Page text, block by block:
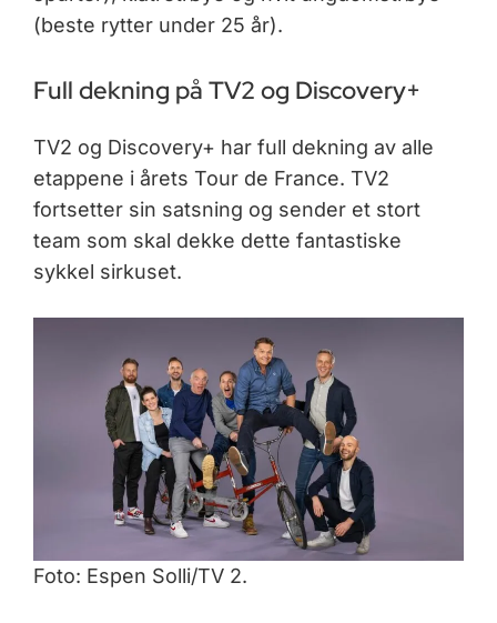
(beste rytter under 25 år).
Full dekning på TV2 og Discovery+
TV2 og Discovery+ har full dekning av alle
etappene i årets Tour de France. TV2
fortsetter sin satsning og sender et stort
team som skal dekke dette fantastiske
sykkel sirkuset.
Foto: Espen Solli/TV 2.